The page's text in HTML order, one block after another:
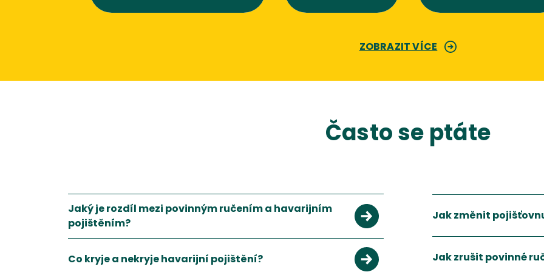
ZOBRAZIT VÍCE
Často se ptáte
Jaký je rozdíl mezi povinným ručením a havarijním
pojištěním?
Co kryje a nekryje havarijní pojištění?
Jak změnit
Pojišťovnu můžete
Zobrazit více
Jak zrušit povinné